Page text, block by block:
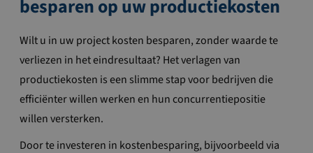
besparen op uw productiekosten
Wilt u in uw project kosten besparen, zonder waarde te
verliezen in het eindresultaat? Het verlagen van
productiekosten is een slimme stap voor bedrijven die
efficiënter willen werken en hun concurrentiepositie
willen versterken.
Door te investeren in kostenbesparing, bijvoorbeeld via